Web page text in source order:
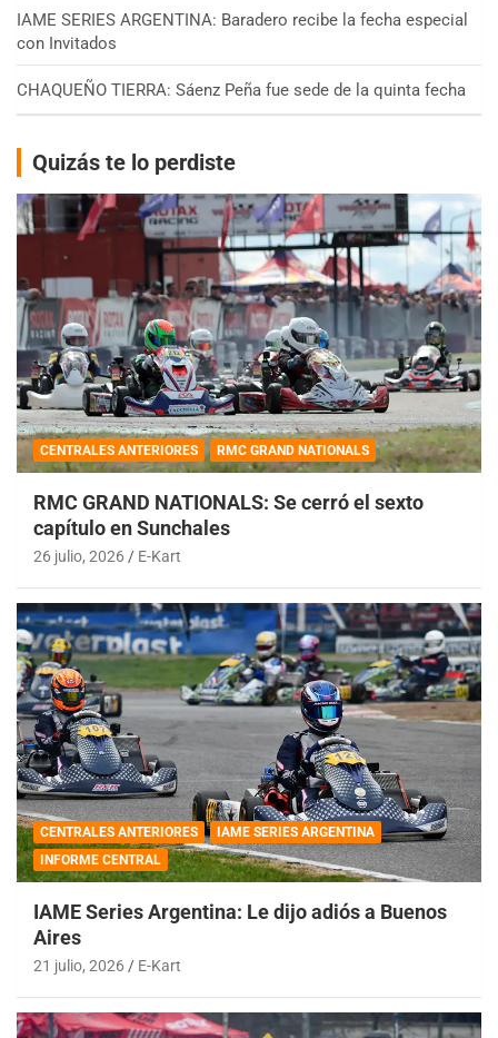
IAME SERIES ARGENTINA: Baradero recibe la fecha especial
con Invitados
CHAQUEÑO TIERRA: Sáenz Peña fue sede de la quinta fecha
Quizás te lo perdiste
CENTRALES ANTERIORES RMC GRAND NATIONALS
RMC GRAND NATIONALS: Se cerró el sexto
capítulo en Sunchales
26 julio, 2026 E-Kart
CENTRALES ANTERIORES
IAME SERIES ARGENTINA
INFORME CENTRAL
IAME Series Argentina: Le dijo adiós a Buenos
Aires
21 julio, 2026 E-Kart